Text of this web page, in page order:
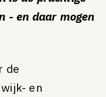
- en daar mogen
de
en